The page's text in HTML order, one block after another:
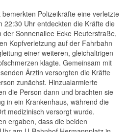
Polizeikräfte eine verletzte
22:30 Uhr entdeckten die Kräfte die
Sonnenallee Ecke Reuterstraße,
Kopfverletzung auf der Fahrbahn
einer weiteren, gleichaltrigen
klagte. Gemeinsam mit
Ärztin versorgten die Kräfte
zunächst. Hinzualarmierte
die Person dann und brachten sie
in ein Krankenhaus, während die
medizinisch versorgt wurde.
ergaben, dass die beiden